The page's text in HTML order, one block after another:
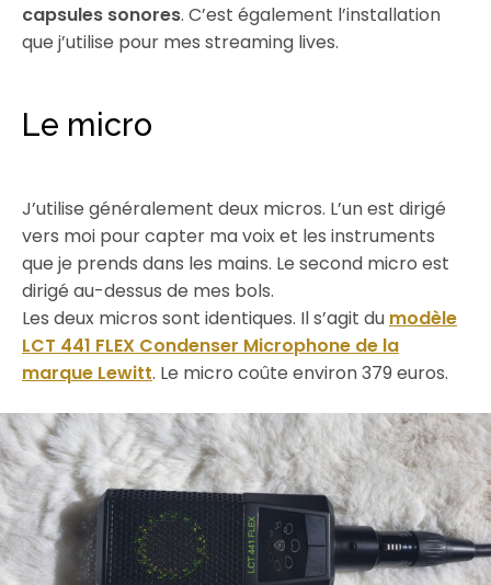
capsules sonores. C’est également l’installation
que j’utilise pour mes streaming lives.
Le micro
J’utilise généralement deux micros. L’un est dirigé
vers moi pour capter ma voix et les instruments
que je prends dans les mains. Le second micro est
dirigé au-dessus de mes bols.
Les deux micros sont identiques. Il s’agit du modèle
LCT 441 FLEX Condenser Microphone de la
marque Lewitt. Le micro coûte environ 379 euros.